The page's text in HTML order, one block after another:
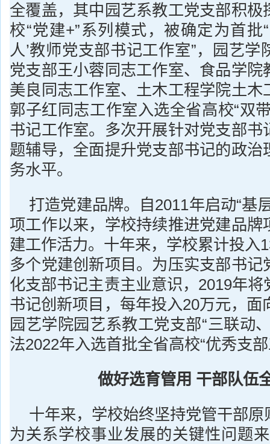
全覆盖，其中园艺系教工党支部积极
校“党建+”系列模式，被确定为首批
人’教师党支部书记工作室”，园艺
党支部王小蓉同志工作室、食品学院
美良同志工作室、土木工程学院土木
郭子红同志工作室入选全省高校“双
书记工作室。多次开展针对党支部书
题辅导，全面提升党支部书记的政治
务水平。
打造党建品牌。自2011年启动“基
项工作以来，学校持续推进党建品牌
建工作活力。十年来，学校累计投入
多个党建创新项目。为压实支部书记
化支部书记主责主业意识，2019年
书记创新项目，每年投入20万元，面
园艺学院园艺系教工党支部“三联动
法2022年入选首批全省高校“优秀支
做好选育管用 干部队伍
十年来，学校始终坚持党管干部
为关系学校事业发展的关键性问题